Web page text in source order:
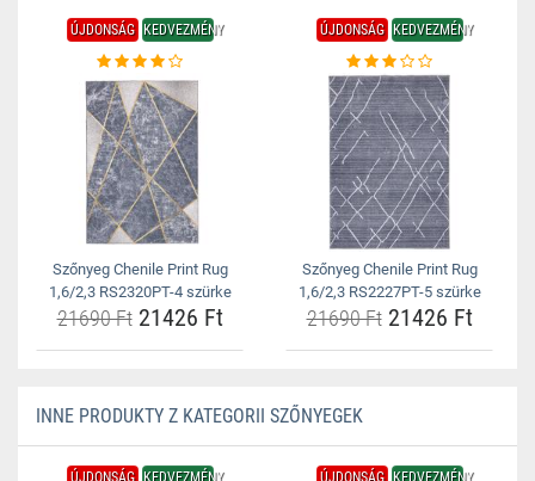
ÚJDONSÁG KEDVEZMÉNY
Szőnyeg Chenile Print Rug
1,6/2,3 RS2320PT-4 szürke
21690 Ft21426 Ft
ÚJDONSÁG KEDVEZMÉNY
Szőnyeg Chenile Print Rug
1,6/2,3 RS2227PT-5 szürke
21690 Ft21426 Ft
INNE PRODUKTY Z KATEGORII SZŐNYEGEK
ÚJDONSÁG KEDVEZMÉNY ÚJDONSÁG KEDVEZMÉNY